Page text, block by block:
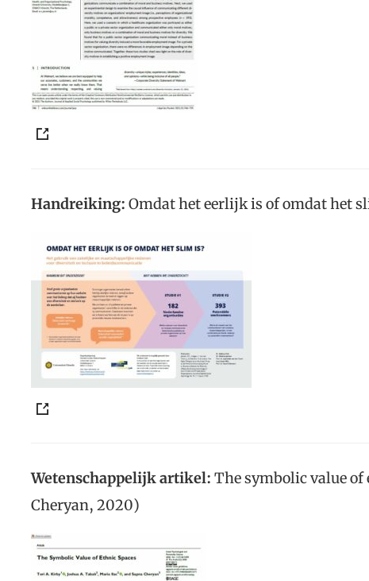
Handreiking: Omdat het eerlijk is of omdat het
Wetenschappelijk artikel: The symbolic value
Cheryan, 2020)